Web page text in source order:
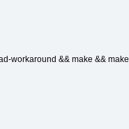
workaround && make && make